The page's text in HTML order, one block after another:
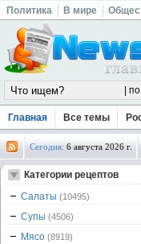
Политика В мире
Главная Все темы
Сегодня: 6 августа 2026 г.
Категории рецептов
Салаты (10495)
Супы (4506)
Мясо (8919)